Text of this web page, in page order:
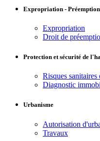
Expropriation - Préemption
Expropriation
Droit de
Protection et sécurité de
Risques
Diagnostic
Urbanisme
Autorisation
Travaux